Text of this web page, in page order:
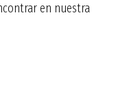
en nuestra